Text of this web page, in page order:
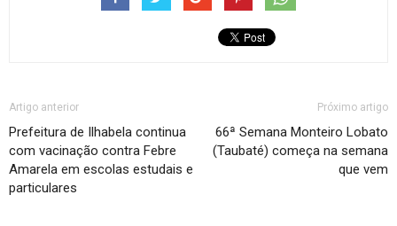
Artigo anterior
Prefeitura de Ilhabela continua
com vacinação contra Febre
Amarela em escolas estudais e
particulares
Próximo artigo
66ª Semana Monteiro Lobato
(Taubaté) começa na semana
que vem